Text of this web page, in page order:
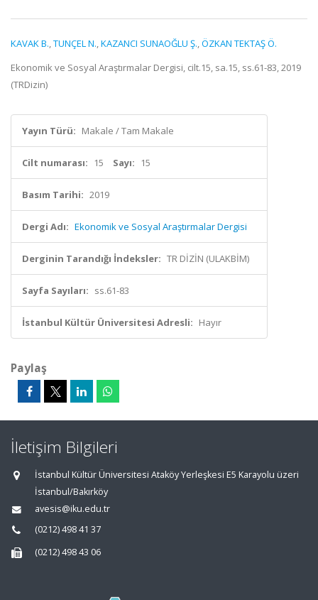
KAVAK B.,TUNÇEL N.,KAZANCI SUNAOĞLU Ş.,ÖZKAN TEKTAŞ Ö.
Ekonomik ve Sosyal Araştırmalar Dergisi, cilt.15, sa.15, ss.61-83, 2019
(TRDizin)
Yayın Türü: Makale / Tam Makale
Cilt numarası: 15 Sayı: 15
Basım Tarihi: 2019
Dergi Adı: Ekonomik ve Sosyal Araştırmalar Dergisi
Derginin Tarandığı İndeksler: TR DİZİN (ULAKBİM)
Sayfa Sayıları: ss.61-83
İstanbul Kültür Üniversitesi Adresli: Hayır
Paylaş
İletişim Bilgileri
İstanbul Kültür Üniversitesi Ataköy Yerleşkesi E5 Karayolu üzeri
İstanbul/Bakırköy
avesis@iku.edu.tr
(0212) 498 41 37
(0212) 498 43 06